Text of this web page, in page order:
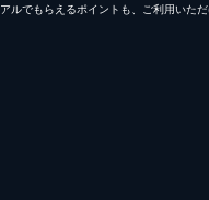
でもらえるポイントも、ご利⽤いただ